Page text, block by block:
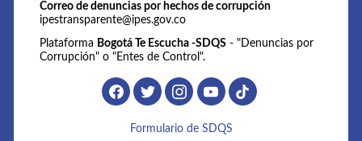
Correo de denuncias por hechos de corrupción
ipestransparente@ipes.gov.co
Plataforma Bogotá Te Escucha -SDQS - "Denuncias por
Corrupción" o "Entes de Control".
Formulario de SDQS